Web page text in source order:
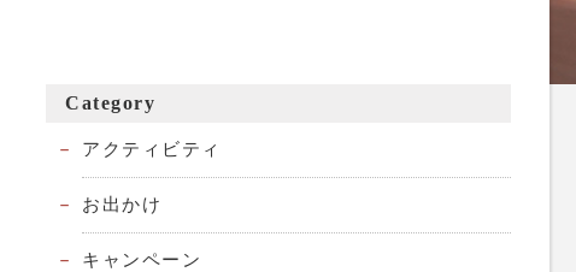
Category
アクティビティ
お出かけ
キャンペーン